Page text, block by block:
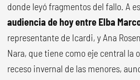
donde leyó fragmentos del fallo. A
audiencia de hoy entre Elba
representante de Icardi, y Ana
Nara, que tiene como eje central la
receso invernal de las menores,